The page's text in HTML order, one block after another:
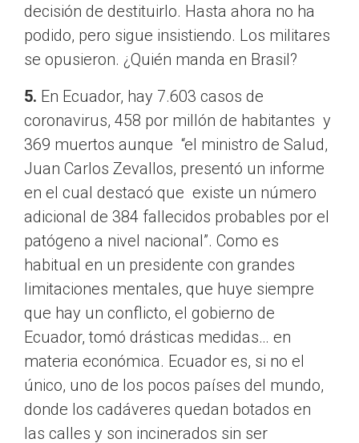
decisión de destituirlo. Hasta ahora no ha
podido, pero sigue insistiendo. Los militares
se opusieron. ¿Quién manda en Brasil?
5. En Ecuador, hay 7.603 casos de
coronavirus, 458 por millón de habitantes y
369 muertos aunque “el ministro de Salud,
Juan Carlos Zevallos, presentó un informe
en el cual destacó que existe un número
adicional de 384 fallecidos probables por el
patógeno a nivel nacional”. Como es
habitual en un presidente con grandes
limitaciones mentales, que huye siempre
que hay un conflicto, el gobierno de
Ecuador, tomó drásticas medidas… en
materia económica. Ecuador es, si no el
único, uno de los pocos países del mundo,
donde los cadáveres quedan botados en
las calles y son incinerados sin ser